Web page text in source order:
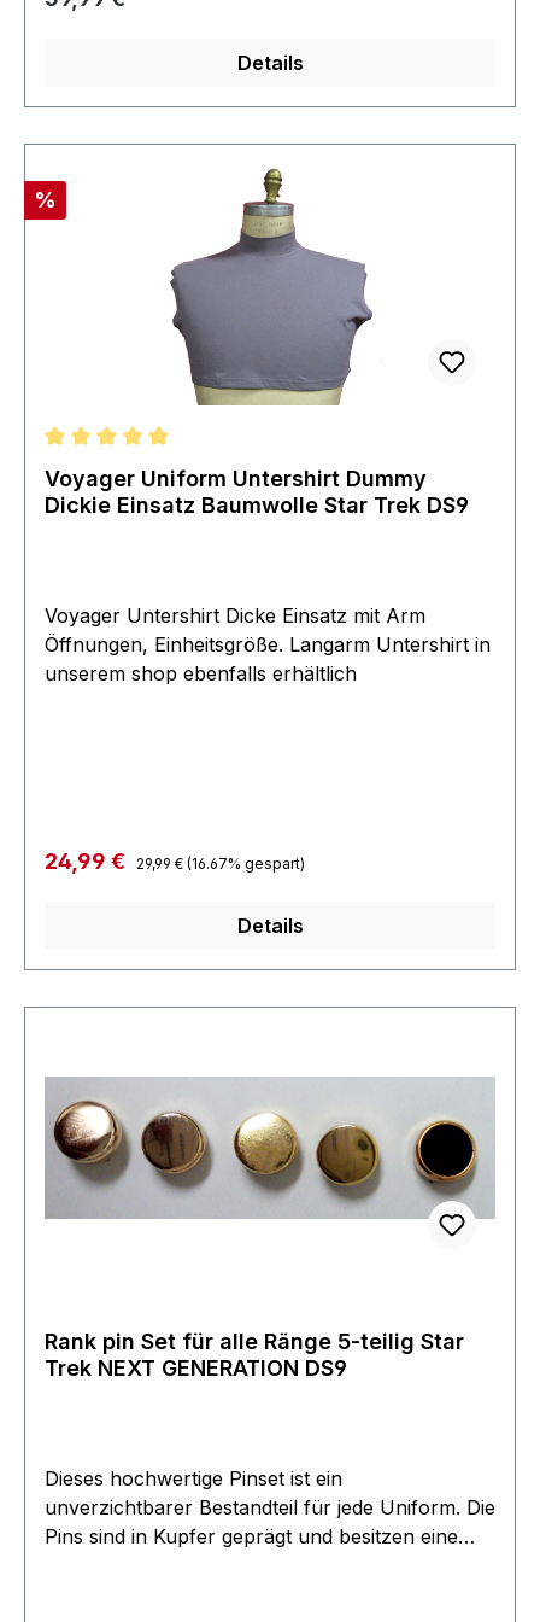
ausverkauft und extrem selten
Details
Rabatt
%
Durchschnittliche Bewertung von 5 von 5 Sternen
Voyager Uniform Untershirt Dummy
Dickie Einsatz Baumwolle Star Trek DS9
Voyager Untershirt Dicke Einsatz mit Arm
Öffnungen, Einheitsgröße. Langarm Untershirt in
unserem shop ebenfalls erhältlich
Verkaufspreis:
24,99 € Regulärer Preis:
29,99 € (16.67% gespart)
Details
Rank pin Set für alle Ränge 5-teilig Star
Trek NEXT GENERATION DS9
Dieses hochwertige Pinset ist ein
unverzichtbarer Bestandteil für jede Uniform. Die
Pins sind in Kupfer geprägt und besitzen eine